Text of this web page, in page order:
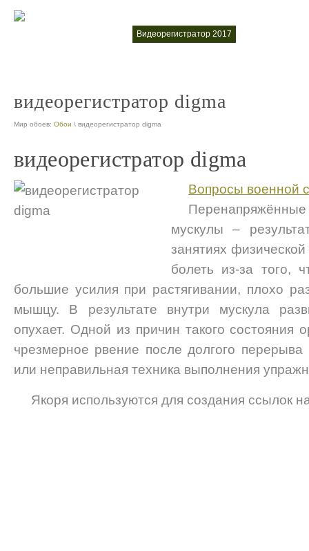
видеорегистратор 2017
видеорегистратор digma
Мир обоев: Обои \ видеорегистратор digma
видеорегистратор digma
Вопросы военной
мускулы –
занятиях
болеть из-за того,
большие усилия при растягивании, плохо
мышцу. В результате внутри мускула
опухает. Одной из причин такого состояния
чрезмерное рвение после долгого
или неправильная техника выполнения
Якоря используются для создания ссылок